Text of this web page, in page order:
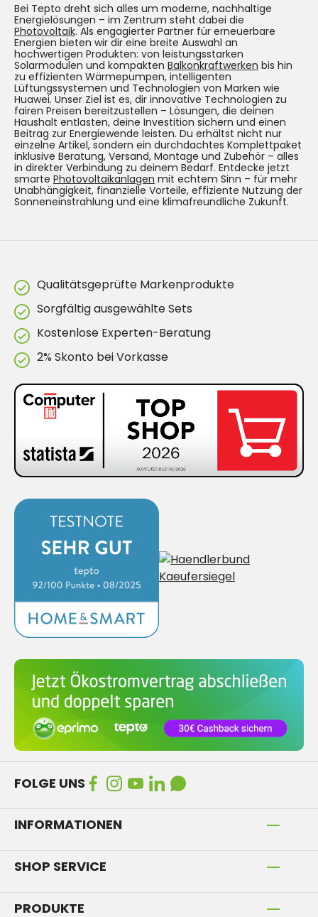
Bei Tepto dreht sich alles um moderne, nachhaltige
Energielösungen – im Zentrum steht dabei die
Photovoltaik. Als engagierter Partner für erneuerbare
Energien bieten wir dir eine breite Auswahl an
hochwertigen Produkten: von leistungsstarken
Solarmodulen und kompakten Balkonkraftwerken bis hin
zu effizienten Wärmepumpen, intelligenten
Lüftungssystemen und Technologien von Marken wie
Huawei. Unser Ziel ist es, dir innovative Technologien zu
fairen Preisen bereitzustellen – Lösungen, die deinen
Haushalt entlasten, deine Investition sichern und einen
Beitrag zur Energiewende leisten. Du erhältst nicht nur
einzelne Artikel, sondern ein durchdachtes Komplettpaket
inklusive Beratung, Versand, Montage und Zubehör – alles
in direkter Verbindung zu deinem Bedarf. Entdecke jetzt
smarte Photovoltaikanlagen mit echtem Sinn – für mehr
Unabhängigkeit, finanzielle Vorteile, effiziente Nutzung der
Sonneneinstrahlung und eine klimafreundliche Zukunft.
Qualitätsgeprüfte Markenprodukte
Sorgfältig ausgewählte Sets
Kostenlose Experten-Beratung
2% Skonto bei Vorkasse
FOLGE UNS
INFORMATIONEN
SHOP SERVICE
PRODUKTE